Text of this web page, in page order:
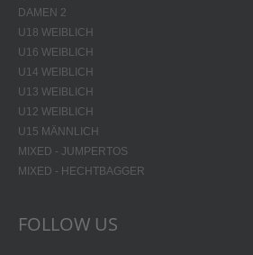
DAMEN 2
U18 WEIBLICH
U16 WEIBLICH
U14 WEIBLICH
U13 WEIBLICH
U12 WEIBLICH
U15 MÄNNLICH
MIXED - JUMPERTOS
MIXED - HECHTBAGGER
FOLLOW US